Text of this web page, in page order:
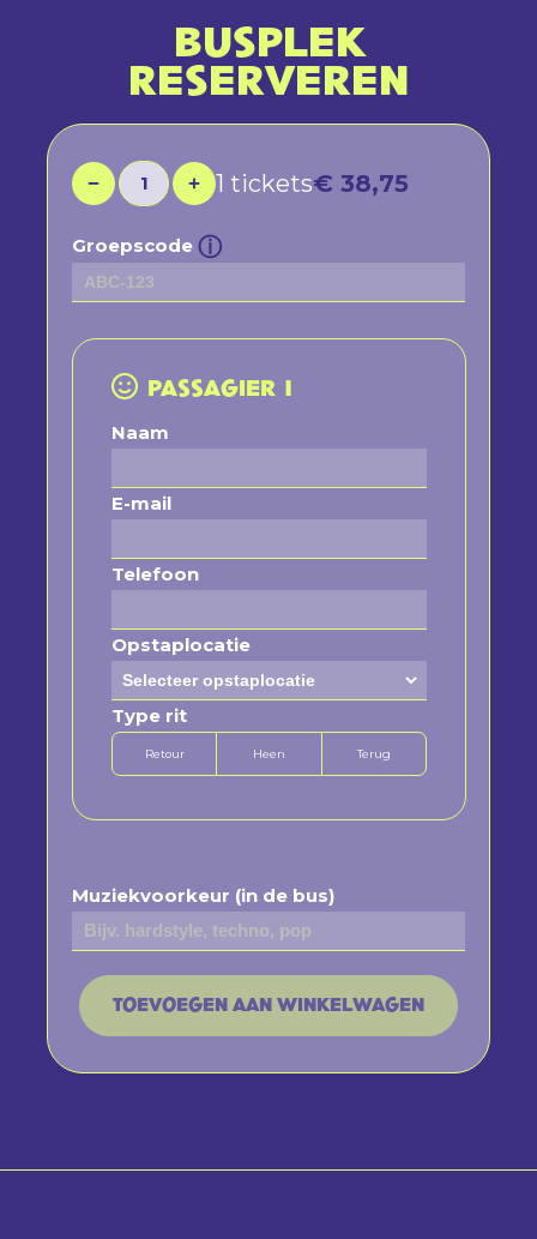
BUSPLEK
RESERVEREN
− 1 + 1 tickets€ 38,75
Groepscode ⓘ
PASSAGIER 1
Naam
E-mail
Telefoon
Opstaplocatie
Type rit
Retour Heen Terug
Muziekvoorkeur (in de bus)
TOEVOEGEN AAN WINKELWAGEN